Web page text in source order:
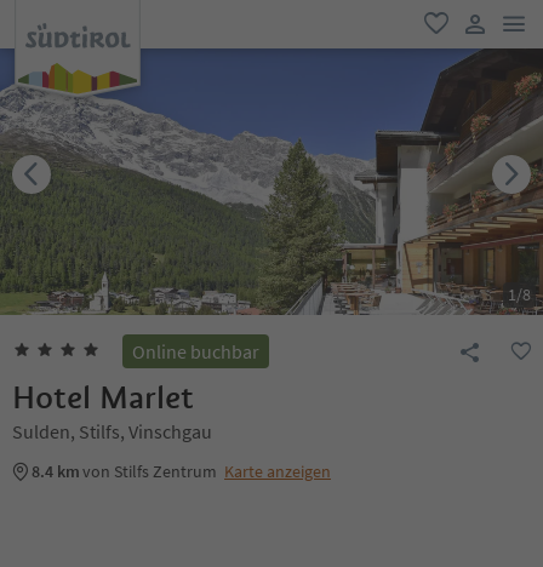
favorit
user link
1/8
Online buchbar
Hotel Marlet
Sulden, Stilfs, Vinschgau
8.4 kmvon Stilfs Zentrum Karte anzeigen